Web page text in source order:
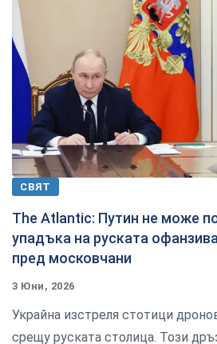
СВЯТ
The Atlantic: Путин не може
упадъка на руската
пред московчани
3 Юни, 2026
Украйна изстреля стотици
срещу руската столица. Този